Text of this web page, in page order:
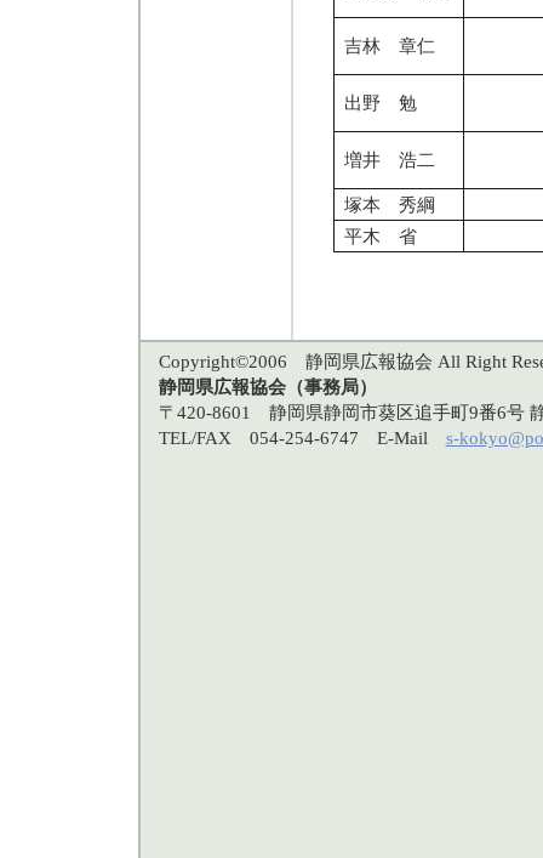
吉林 章仁
出野 勉
増井 浩二
塚本 秀綱
平木 省
Copyright©2006 静岡県広報協会 All Right
静岡県広報協会（事務局）
〒420-8601 静岡県静岡市葵区追手町9番6号
TEL/FAX 054-254-6747 E-Mail s-